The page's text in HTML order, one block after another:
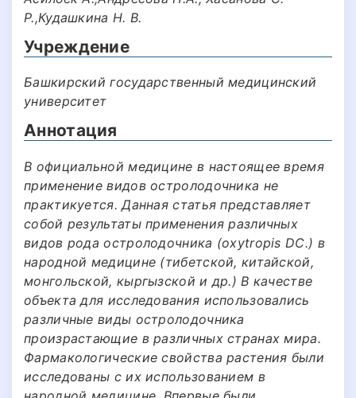
Р.,Кудашкина Н. В.
Учреждение
Башкирский государственный медицинский
университет
Аннотация
В официальной медицине в настоящее время
применение видов остролодочника не
практикуется. Данная статья представляет
собой результаты применения различных
видов рода остролодочника (oxytropis DC.) в
народной медицине (тибетской, китайской,
монгольской, кыргызской и др.) В качестве
объекта для исследования использовались
различные виды остролодочника
произрастающие в различных странах мира.
Фармакологические свойства растения были
исследованы с их использованием в